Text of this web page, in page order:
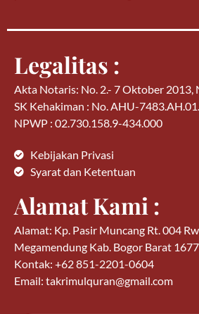
Legalitas :
Akta Notaris: No. 2.- 7 Oktober 2013,
SK Kehakiman : No. AHU-
NPWP : 02.730.158.9-434.000
Kebijakan Privasi
Syarat dan Ketentuan
Alamat Kami :
Alamat: Kp. Pasir Muncang Rt. 004
Megamendung Kab. Bogor Barat
Kontak: +62 851-2201-0604
Email: takrimulquran@gmail.com